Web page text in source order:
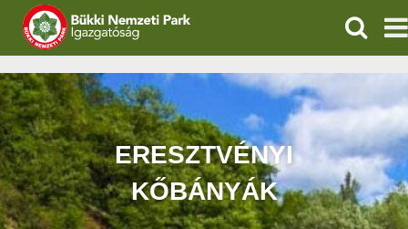
IGAZGATÓSÁG
TERMÉSZETVÉDELEM
VÍZVÉDELEM
ÖKOTURIZMUS
ERESZTVÉNYI
KŐBÁNYÁK